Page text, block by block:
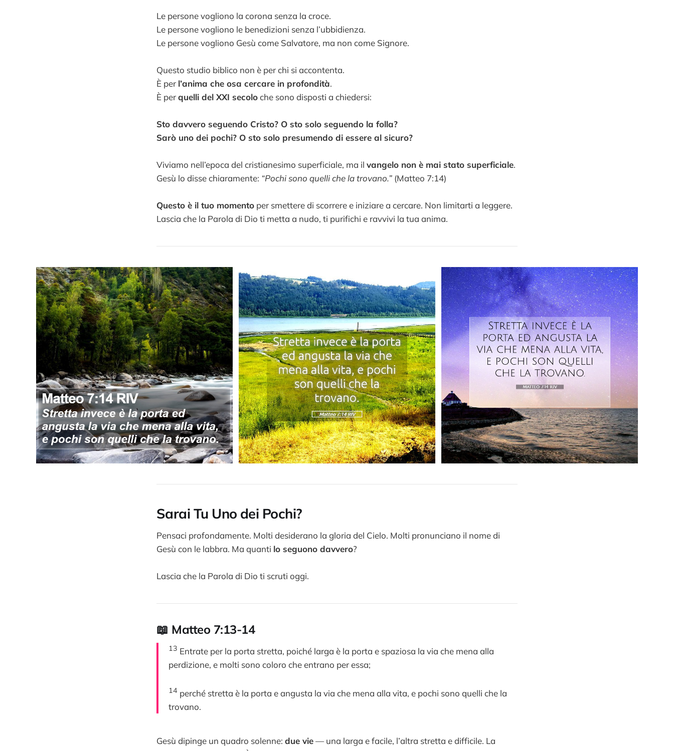
Le persone vogliono la corona senza la croce.
Le persone vogliono le benedizioni senza l’ubbidienza.
Le persone vogliono Gesù come Salvatore, ma non come Signore.
Questo studio biblico non è per chi si accontenta.
È per l’anima che osa cercare in profondità.
È perquelli del XXI secoloche sono disposti a chiedersi:
Sto davvero seguendo Cristo? O sto solo seguendo la folla?
Sarò uno dei pochi? O sto solo presumendo di essere al sicuro?
Viviamo nell’epoca del cristianesimo superficiale, ma il vangelo non è mai stato superficiale.
Gesù lo disse chiaramente: “Pochi sono quelli che la trovano.” (Matteo 7:14)
Questo è il tuo momento per smettere di scorrere e iniziare a cercare. Non limitarti a leggere.
Lascia che la Parola di Dio ti metta a nudo, ti purifichi e ravvivi la tua anima.
Sarai Tu Uno dei Pochi?
Pensaci profondamente. Molti desiderano la gloria del Cielo. Molti pronunciano il nome di
Gesù con le labbra. Ma quanti lo seguono davvero?
Lascia che la Parola di Dio ti scruti oggi.
📖 Matteo 7:13-14
13 Entrate per la porta stretta, poiché larga è la porta e spaziosa la via che mena alla
perdizione, e molti sono coloro che entrano per essa;
14 perché stretta è la porta e angusta la via che mena alla vita, e pochi sono quelli che la
trovano.
Gesù dipinge un quadro solenne: due vie— una larga e facile, l’altra stretta e difficile. La